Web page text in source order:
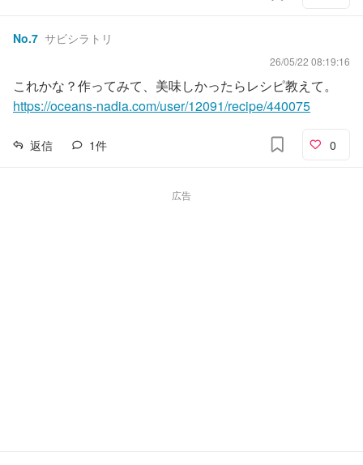
No.7 サビシラトリ
26/05/22 08:19:16
これかな？作ってみて、美味しかったらレシピ教えて。
https://oceans-nadia.com/user/12091/recipe/440075
返信 1件 0
広告